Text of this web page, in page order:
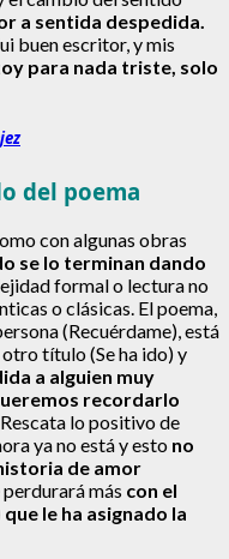
a sentida despedida.
buen escritor, y mis
para nada triste, solo
del poema
con algunas obras
se lo terminan dando
formal o lectura no
o clásicas. El poema,
(Recuérdame), está
título (Se ha ido) y
a alguien muy
recordarlo
Rescata lo positivo de
ya no está y esto no
de amor
más con el
le ha asignado la